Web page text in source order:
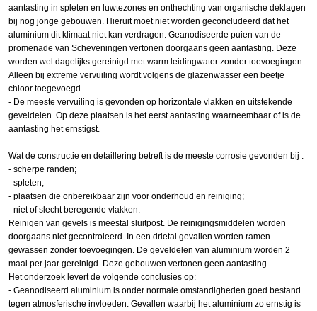
aantasting in spleten en luwtezones en onthechting van organische deklagen
bij nog jonge gebouwen. Hieruit moet niet worden geconcludeerd dat het
aluminium dit klimaat niet kan verdragen. Geanodiseerde puien van de
promenade van Scheveningen vertonen doorgaans geen aantasting. Deze
worden wel dagelijks gereinigd met warm leidingwater zonder toevoegingen.
Alleen bij extreme vervuiling wordt volgens de glazenwasser een beetje
chloor toegevoegd.
- De meeste vervuiling is gevonden op horizontale vlakken en uitstekende
geveldelen. Op deze plaatsen is het eerst aantasting waarneembaar of is de
aantasting het ernstigst.
Wat de constructie en detaillering betreft is de meeste corrosie gevonden bij :
- scherpe randen;
- spleten;
- plaatsen die onbereikbaar zijn voor onderhoud en reiniging;
- niet of slecht beregende vlakken.
Reinigen van gevels is meestal sluitpost. De reinigingsmiddelen worden
doorgaans niet gecontroleerd. In een drietal gevallen worden ramen
gewassen zonder toevoegingen. De geveldelen van aluminium worden 2
maal per jaar gereinigd. Deze gebouwen vertonen geen aantasting.
Het onderzoek levert de volgende conclusies op:
- Geanodiseerd aluminium is onder normale omstandigheden goed bestand
tegen atmosferische invloeden. Gevallen waarbij het aluminium zo ernstig is